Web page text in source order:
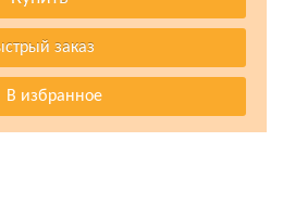
В избранное